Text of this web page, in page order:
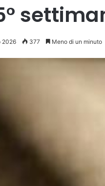
2026 377 Meno di un minuto